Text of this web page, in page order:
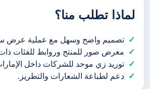
لماذا تطلب منا؟
تصميم واضح وسهل مع عملية عرض
معرض صور للمنتج وروابط للفئات
توريد زي موحد للشركات داخل
دعم لطباعة الشعارات والتطريز.